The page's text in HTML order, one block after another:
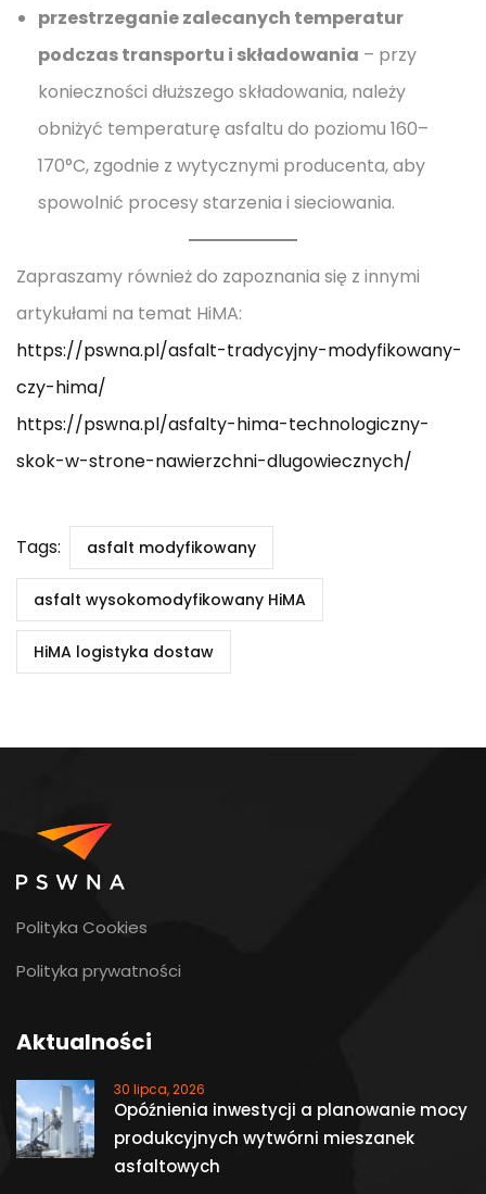
przestrzeganie zalecanych temperatur
podczas transportu i składowania – przy
konieczności dłuższego składowania, należy
obniżyć temperaturę asfaltu do poziomu 160–
170°C, zgodnie z wytycznymi producenta, aby
spowolnić procesy starzenia i sieciowania.
Zapraszamy również do zapoznania się z innymi
artykułami na temat HiMA:
https://pswna.pl/asfalt-tradycyjny-modyfikowany-
czy-hima/
https://pswna.pl/asfalty-hima-technologiczny-
skok-w-strone-nawierzchni-dlugowiecznych/
Tags: asfalt modyfikowany
asfalt wysokomodyfikowany HiMA
HiMA logistyka dostaw
Polityka Cookies
Polityka prywatności
Aktualności
30 lipca, 2026
Opóźnienia inwestycji a planowanie mocy
produkcyjnych wytwórni mieszanek
asfaltowych